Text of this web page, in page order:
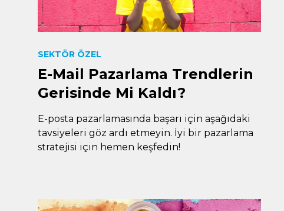
SEKTÖR ÖZEL
E-Mail Pazarlama Trendlerin
Gerisinde Mi Kaldı?
E-posta pazarlamasında başarı için aşağıdaki
tavsiyeleri göz ardı etmeyin. İyi bir pazarlama
stratejisi için hemen keşfedin!